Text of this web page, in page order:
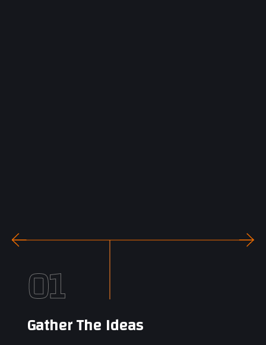
Gather The Ideas
01